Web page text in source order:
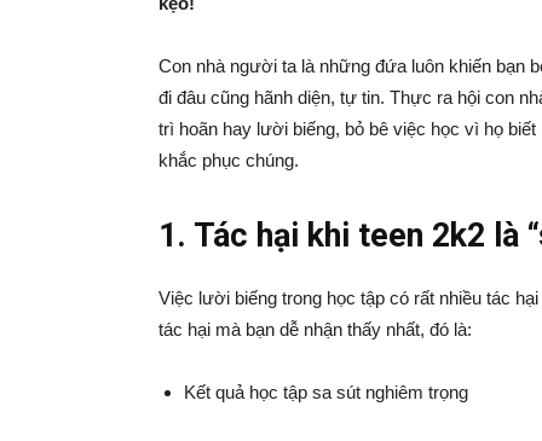
Con nhà người ta là những đứa luôn khiến bạn
đi đâu cũng hãnh diện, tự tin. Thực ra hội con
trì hoãn hay lười biếng, bỏ bê việc học vì họ
khắc phục chúng.
1. Tác hại khi teen 2k2 là
Việc lười biếng trong học tập có rất nhiều tác
tác hại mà bạn dễ nhận thấy nhất, đó là:
Kết quả học tập sa sút nghiêm trọng